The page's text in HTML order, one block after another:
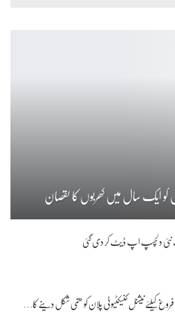
کو ایک سال میں کھربوں کا نقصان
دلچسپ اپ ڈیٹ کر دی گئی
کیلئے نیشنل کنیکٹیوٹی پلان کو حتمی شکل دینے کا…